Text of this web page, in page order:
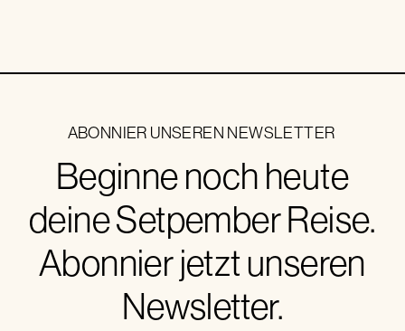
ABONNIER UNSEREN NEWSLETTER
Beginne noch heute
deine Setpember Reise.
Abonnier jetzt unseren
Newsletter.